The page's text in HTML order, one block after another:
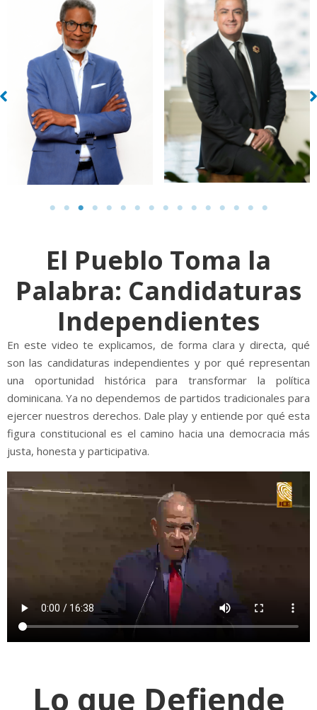
El Pueblo Toma la
Palabra: Candidaturas
Independientes
En este video te explicamos, de forma clara y directa, qué
son las candidaturas independientes y por qué representan
una oportunidad histórica para transformar la política
dominicana. Ya no dependemos de partidos tradicionales para
ejercer nuestros derechos. Dale play y entiende por qué esta
figura constitucional es el camino hacia una democracia más
justa, honesta y participativa.
Lo que Defiende